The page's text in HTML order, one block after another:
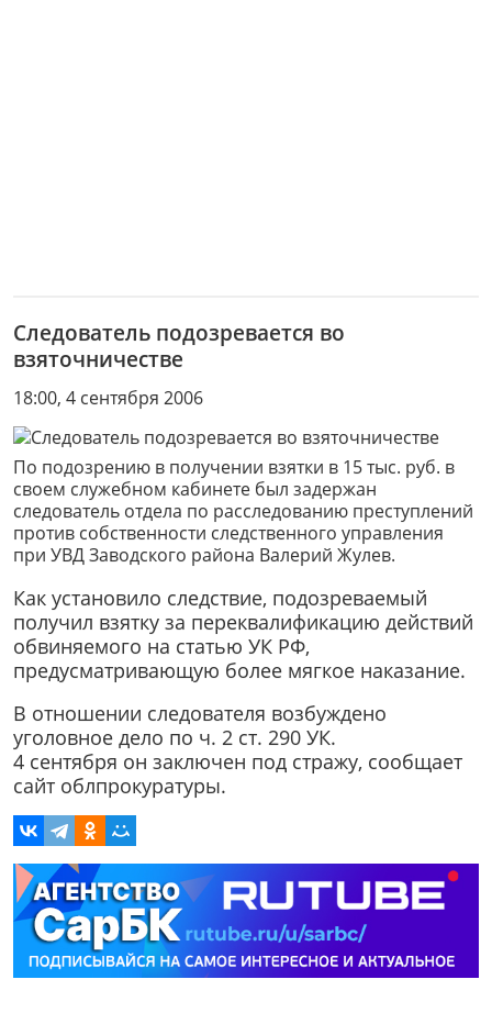
Следователь подозревается во
взяточничестве
18:00, 4 сентября 2006
По подозрению в получении взятки в 15 тыс. руб. в
своем служебном кабинете был задержан
следователь отдела по расследованию преступлений
против собственности следственного управления
при УВД Заводского района Валерий Жулев.
Как установило следствие, подозреваемый
получил взятку за переквалификацию действий
обвиняемого на статью УК РФ,
предусматривающую более мягкое наказание.
В отношении следователя возбуждено
уголовное дело по ч. 2 ст. 290 УК.
4 сентября он заключен под стражу, сообщает
сайт облпрокуратуры.